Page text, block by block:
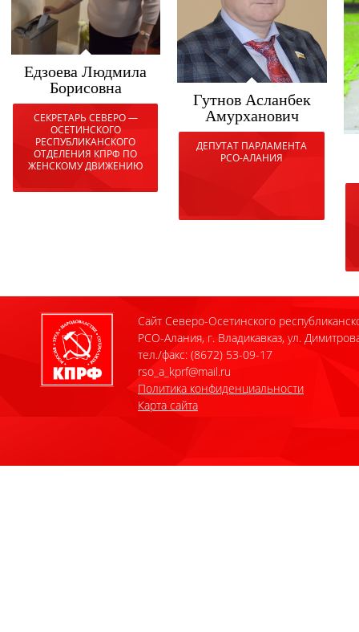
Едзоева Людмила
Борисовна
СЕКРЕТАРЬ СЕВЕРО —
ОСЕТИНСКОГО
РЕСПУБЛИКАНСКОГО
ОТДЕЛЕНИЯ КПРФ ПО
ЖЕНСКОМУ ДВИЖЕНИЮ
Гутнов Асланбек
Амурханович
ДЕПУТАТ ПАРЛАМЕНТА
РСО-АЛАНИЯ
Сайт Северо-Осетинского
РСО-Алания, г. Владикавказ, ул.
тел./факс: (8672) 53-09-17
rso_a_kprf@mail.ru
Политика конфиденциальности
Карта сайта